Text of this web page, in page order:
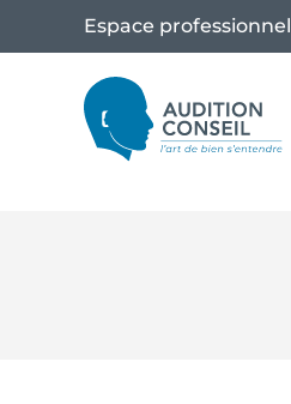
Espace professionnel